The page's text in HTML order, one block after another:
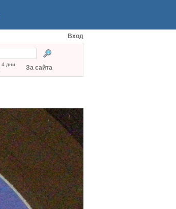
Вход
4 дни За сайта